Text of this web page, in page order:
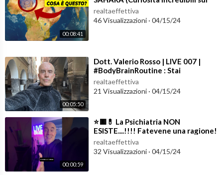
00:08:41
cambiamento climatico)
realtaeffettiva
46 Visualizzazioni · 04/15/24
00:05:50
⁣Dott. Valerio Rosso | LIVE 007 |
#BodyBrainRoutine : Stai
contemplendo un cambiamento?
realtaeffettiva
21 Visualizzazioni · 04/15/24
00:00:59
⁣⭐️🟥💊 La Psichiatria NON
ESISTE....!!!! Fatevene una ragione!
🧬🔳⭐️ #lifestylemedicine
realtaeffettiva
32 Visualizzazioni · 04/15/24